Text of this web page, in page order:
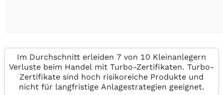
Im Durchschnitt erleiden 7 von 10 Kleinanlegern
Verluste beim Handel mit Turbo-Zertifikaten. Turbo-
Zertifikate sind hoch risikoreiche Produkte und
nicht für langfristige Anlagestrategien geeignet.